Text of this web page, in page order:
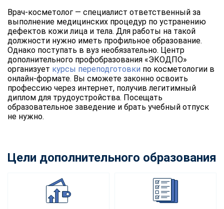
Врач-косметолог — специалист ответственный за
выполнение медицинских процедур по устранению
дефектов кожи лица и тела. Для работы на такой
должности нужно иметь профильное образование.
Однако поступать в вуз необязательно. Центр
дополнительного профобразования «ЭКОДПО»
организует курсы переподготовки по косметологии в
онлайн-формате. Вы сможете законно освоить
профессию через интернет, получив легитимный
диплом для трудоустройства. Посещать
образовательное заведение и брать учебный отпуск
не нужно.
Цели дополнительного образования